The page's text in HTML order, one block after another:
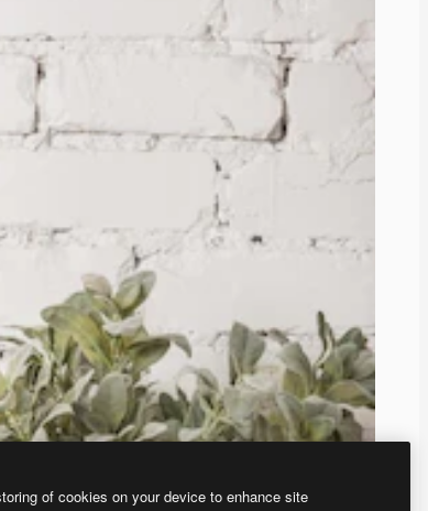
of cookies on your device to enhance site